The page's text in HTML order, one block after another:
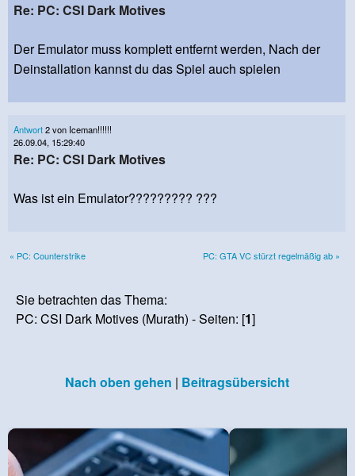
Re: PC: CSI Dark Motives
Der Emulator muss komplett entfernt werden, Nach der
Deinstallation kannst du das Spiel auch spielen
Antwort2 von Iceman!!!!!!
26.09.04, 15:29:40
Re: PC: CSI Dark Motives
Was ist ein Emulator????????? ???
« PC: Counterstrike PC: GTA VC stürzt regelmäßig ab »
Sie betrachten das Thema:
PC: CSI Dark Motives (Murath) - Seiten: [1]
Nach oben gehen | Beitragsübersicht